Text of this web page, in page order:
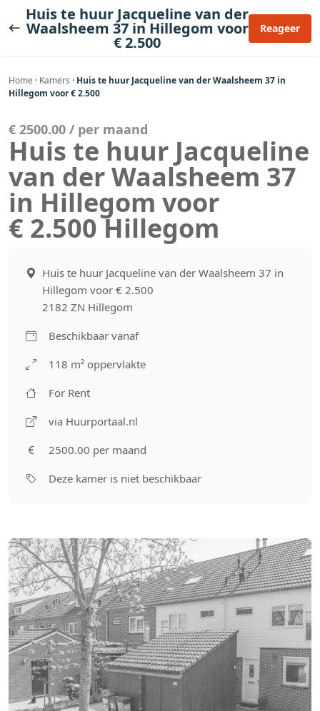
naar
Huis te huur Jacqueline van der
Waalsheem 37 in Hillegom voor
€ 2.500
Reageer
Home · Kamers · Huis te huur Jacqueline van der Waalsheem 37 in
Hillegom voor € 2.500
€ 2500.00 / per maand
Huis te huur Jacqueline
van der Waalsheem 37
in Hillegom voor
€ 2.500 Hillegom
Huis te huur Jacqueline van der Waalsheem 37 in
Hillegom voor € 2.500
2182 ZN Hillegom
Beschikbaar vanaf
118 m² oppervlakte
For Rent
via Huurportaal.nl
2500.00 per maand
Deze kamer is niet beschikbaar